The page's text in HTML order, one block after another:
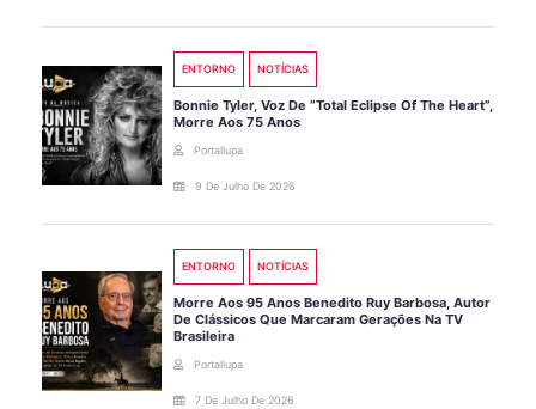
ENTORNO NOTÍCIAS
Bonnie Tyler, Voz De “Total Eclipse Of The Heart”,
Morre Aos 75 Anos
Portallupa
9 De Julho De 2026
ENTORNO NOTÍCIAS
Morre Aos 95 Anos Benedito Ruy Barbosa, Autor
De Clássicos Que Marcaram Gerações Na TV
Brasileira
Portallupa
7 De Julho De 2026